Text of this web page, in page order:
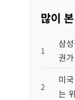
많이
1
삼
권
2
미
는